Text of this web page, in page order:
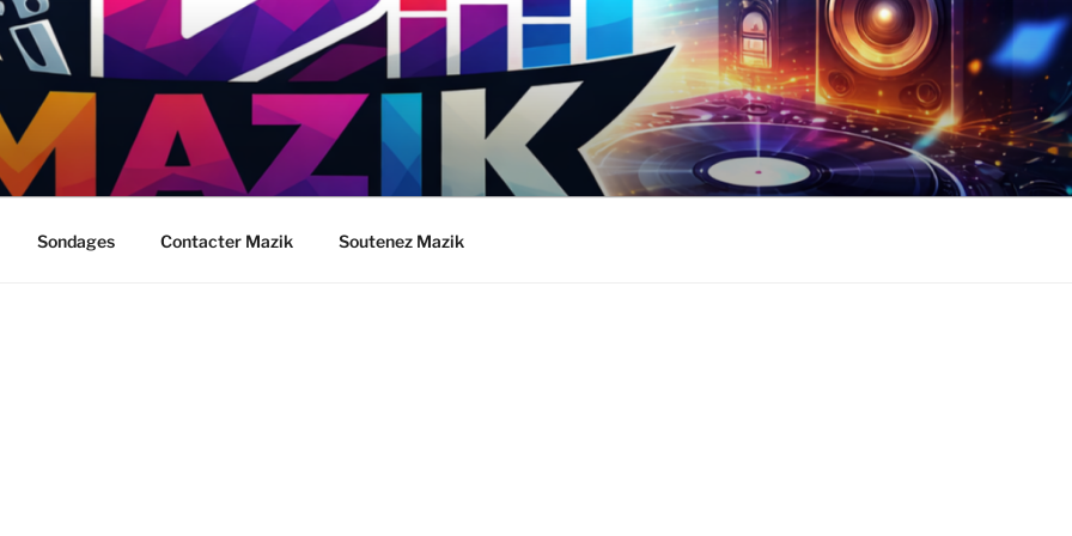
Sondages Contacter Mazik Soutenez Mazik